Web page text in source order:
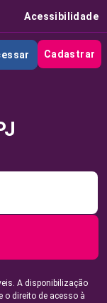
Acessibilidade
Cadastrar
A disponibilização
o direito de acesso à